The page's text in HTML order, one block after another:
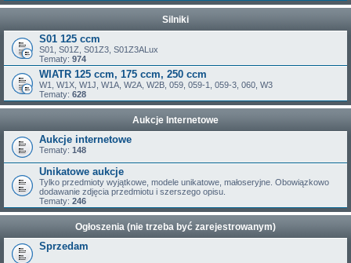
Silniki
S01 125 ccm
S01, S01Z, S01Z3, S01Z3ALux
Tematy: 974
WIATR 125 ccm, 175 ccm, 250 ccm
W1, W1X, W1J, W1A, W2A, W2B, 059, 059-1, 059-3, 060, W3
Tematy: 628
Aukcje Internetowe
Aukcje internetowe
Tematy: 148
Unikatowe aukcje
Tylko przedmioty wyjątkowe, modele unikatowe, małoseryjne. Obowiązkowo
dodawanie zdjęcia przedmiotu i szerszego opisu.
Tematy: 246
Ogłoszenia (nie trzeba być zarejestrowanym)
Sprzedam